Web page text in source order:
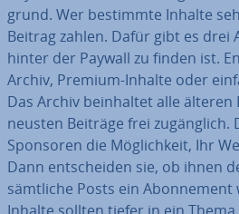
grund. Wer bestimmte Inhalte
Beitrag zahlen. Dafür gibt es drei
hinter der Paywall zu finden ist.
Archiv, Premium-Inhalte oder
Das Archiv be­inhal­tet alle älteren
neusten Beiträge frei zu­gäng­lich.
Sponsoren die Mög­lich­keit, Ihr
Dann ent­schei­den sie, ob ihnen
sämtliche Posts ein